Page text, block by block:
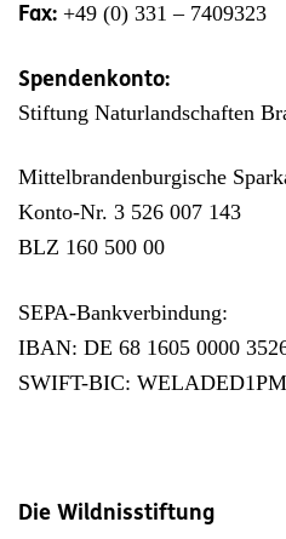
Fax: +49 (0) 331 – 7409323
Spendenkonto:
Stiftung Naturlandschaften
Mittelbrandenburgische
Konto-Nr. 3 526 007 143
BLZ 160 500 00
SEPA-Bankverbindung:
IBAN: DE 68 1605 0000
SWIFT-BIC:
Die Wildnisstiftung